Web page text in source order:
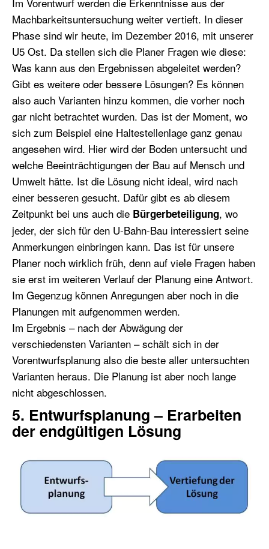
Machbarkeitsuntersuchung weiter vertieft. In dieser
Phase sind wir heute, im Dezember 2016, mit unserer
U5 Ost. Da stellen sich die Planer Fragen wie diese:
Was kann aus den Ergebnissen abgeleitet werden?
Gibt es weitere oder bessere Lösungen? Es können
also auch Varianten hinzu kommen, die vorher noch
gar nicht betrachtet wurden. Das ist der Moment, wo
sich zum Beispiel eine Haltestellenlage ganz genau
angesehen wird. Hier wird der Boden untersucht und
welche Beeinträchtigungen der Bau auf Mensch und
Umwelt hätte. Ist die Lösung nicht ideal, wird nach
einer besseren gesucht. Dafür gibt es ab diesem
Zeitpunkt bei uns auch die Bürgerbeteiligung, wo
jeder, der sich für den U-Bahn-Bau interessiert seine
Anmerkungen einbringen kann. Das ist für unsere
Planer noch wirklich früh, denn auf viele Fragen haben
sie erst im weiteren Verlauf der Planung eine Antwort.
Im Gegenzug können Anregungen aber noch in die
Planungen mit aufgenommen werden.
Im Ergebnis – nach der Abwägung der
verschiedensten Varianten – schält sich in der
Vorentwurfsplanung also die beste aller untersuchten
Varianten heraus. Die Planung ist aber noch lange
nicht abgeschlossen.
5. Entwurfsplanung – Erarbeiten
der endgültigen Lösung